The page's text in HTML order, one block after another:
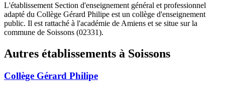
L'établissement Section d'enseignement général et professionnel
adapté du Collège Gérard Philipe est un collège d'enseignement
public. Il est rattaché à l'académie de Amiens et se situe sur la
commune de Soissons (02331).
Autres établissements à Soissons
Collège Gérard Philipe